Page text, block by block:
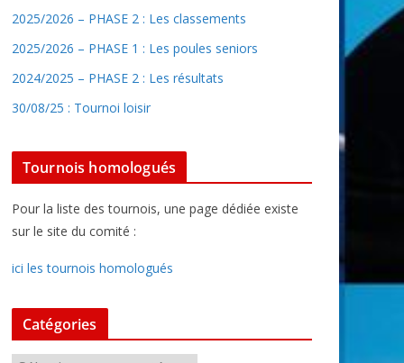
2025/2026 – PHASE 2 : Les classements
2025/2026 – PHASE 1 : Les poules seniors
2024/2025 – PHASE 2 : Les résultats
30/08/25 : Tournoi loisir
Tournois homologués
Pour la liste des tournois, une page dédiée existe
sur le site du comité :
ici les tournois homologués
Catégories